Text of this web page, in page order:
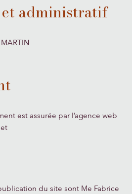
administratif
est assurée par l’agence web
du site sont Me Fabrice